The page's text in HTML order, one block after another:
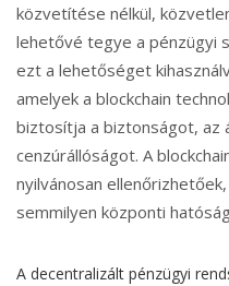
közvetítése nélkül,
lehetővé tegye a pénzügyi
ezt a lehetőséget
amelyek a blockchain
biztosítja a biztonságot, az
cenzúrállóságot. A
nyilvánosan
semmilyen központi
A decentralizált pénzügyi